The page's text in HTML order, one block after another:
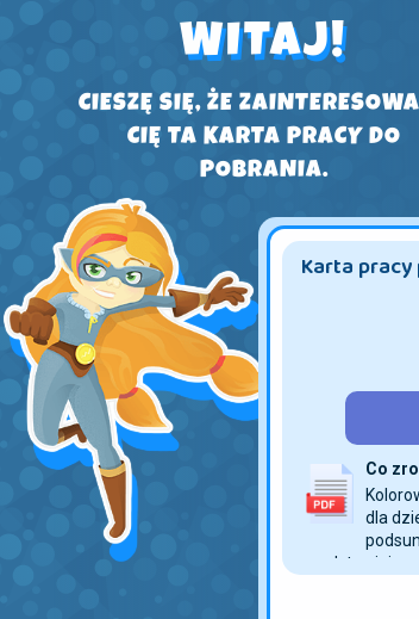
WITAJ!
CIESZĘ SIĘ, ŻE
CIĘ TA KARTA PRACY DO
POBRANIA.
Karta
Co
dla
Pobierz i